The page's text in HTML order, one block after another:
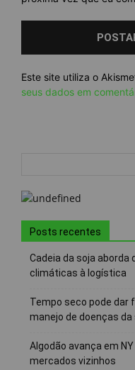
Este site utiliza o
seus dados em
Posts recentes
Cadeia da soja
climáticas à logística
Tempo seco pode dar
manejo de doenças da
Algodão avança em
mercados vizinhos